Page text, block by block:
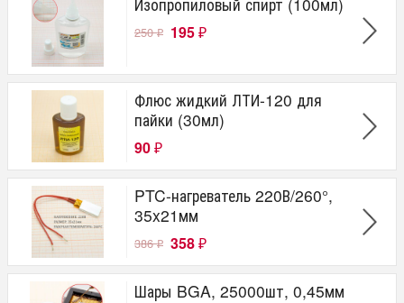
250₽ 195 ₽
Флюс жидкий ЛТИ-120 для
пайки (30мл)
90 ₽
PTC-нагреватель 220В/260°,
35x21мм
386₽ 358 ₽
Шары BGA, 25000шт, 0,45мм